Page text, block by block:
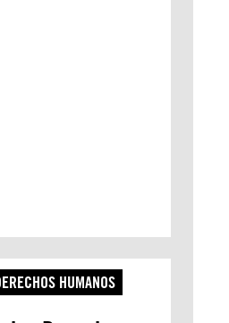
HUMANOS